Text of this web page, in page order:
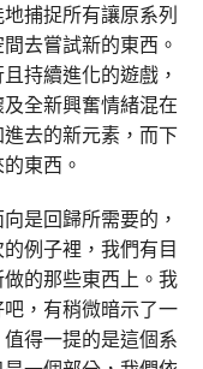
捕捉所有讓原系列
去嘗試新的東西。
持續進化的遊戲，
全新興奮情緒混在
去的新元素，而下
東西。
是回歸所需要的，
例子裡，我們有目
的那些東西上。我
，有稍微暗示了一
得一提的是這個系